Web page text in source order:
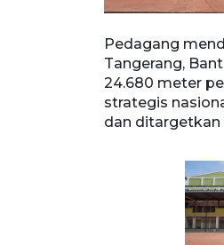
Pedagang
Tangerang,
24.680 meter
strategis
dan ditargetkan